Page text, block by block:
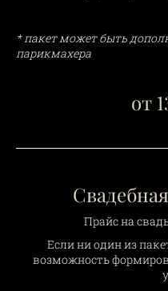
* пакет может быть
парикмахера
от
Прайс на
Если ни один из
возможность